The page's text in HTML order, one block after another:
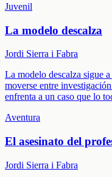
Juvenil
La modelo descalza
Jordi Sierra i Fabra
La modelo descalza sigue
moverse entre
enfrenta a un caso que lo
Aventura
El asesinato del
Jordi Sierra i Fabra